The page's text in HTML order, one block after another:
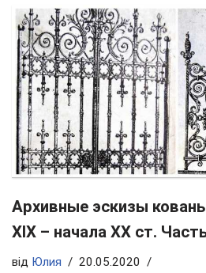
Архивные эскизы
ХIX – начала ХХ ст.
від Юлия
20.05.2020